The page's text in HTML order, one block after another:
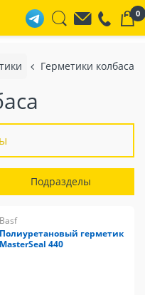
0
Герметики колбаса
Подразделы
Basf
Полиуретановый герметик
MasterSeal 440